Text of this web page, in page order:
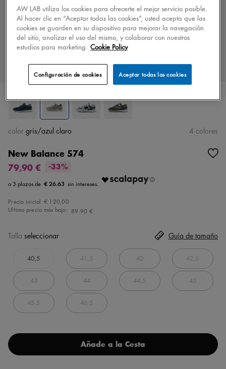
New Balance 574
79,90 €
-33%
€ 26.63
Precio inicial € 120,00
Ultimo precio más bajo: 89.90 €
color gris/azul claro 4 colores
Talla seleccionar
40,5 41,5 42 42,5
43 44 44,5 45
45,5 46,5
Guía de tamaño
Añade a la Cesta
AW LAB utiliza los cookies para ofrecerte el mejor servicio posible.
Al hacer clic en “Aceptar todas las cookies”, usted acepta que las
cookies se guarden en su dispositivo para mejorar la navegación
del sitio, analizar el uso del mismo, y colaborar con nuestros
estudios para marketing. Cookie Policy
Aceptar todas las cookies
Configuración de cookies